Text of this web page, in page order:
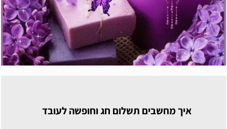
איך מחשבים תשלום חג וחופשה לעובד